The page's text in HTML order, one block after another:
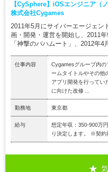
【CySphere】iOSエンジニア（
株式会社Cygames
2011年5月にサイバーエージェン
画・開発・運営を開始し、2011
「神撃のバハムート」、2012年
仕事内容
Cygamesグループ内
ームタイトルやその他
アプリ開発を行ってい
に向けた改修 ...
勤務地 東京都
給与
想定年収：350-900万
り決定します。 ※契約